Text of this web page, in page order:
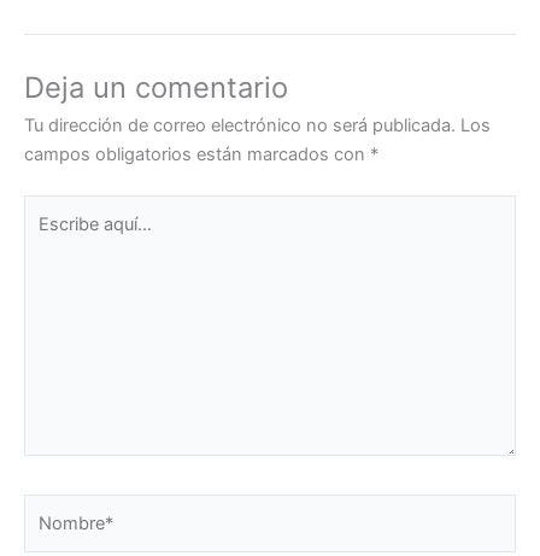
Deja un comentario
Tu dirección de correo electrónico no será publicada. Los
campos obligatorios están marcados con *
aquí...